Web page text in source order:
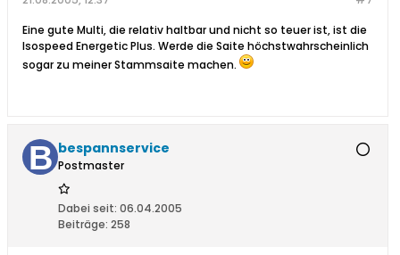
Eine gute Multi, die relativ haltbar und nicht so teuer ist, ist die
Isospeed Energetic Plus. Werde die Saite höchstwahrscheinlich
sogar zu meiner Stammsaite machen.
bespannservice
Postmaster
Dabei seit: 06.04.2005
Beiträge: 258